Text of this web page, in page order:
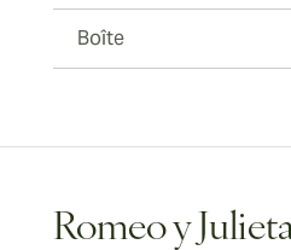
Boîte
Romeo y